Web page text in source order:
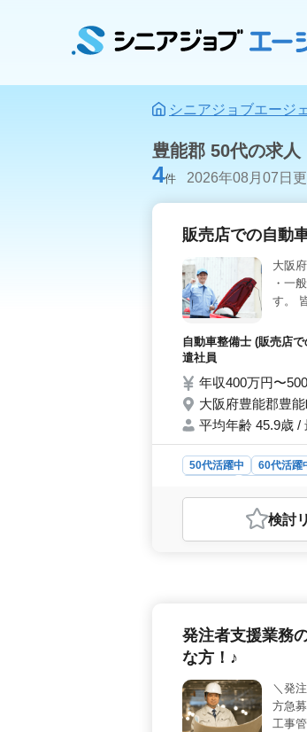
シニアジョブエージ
豊能郡 50代の求人
4件 2026年08月07日
販売店での自動
大阪
・一
す。
自動車整備士 (販売店
遣社員
年収400万円〜
大阪府豊能郡豊
平均年齢 45.9歳 /
50代活躍中 60代活躍
おすすめポイント
＜中高年活躍中＞ 大
経験が5年以上ある
なっており、通勤手
利厚生が整っていま
ちしております。
検討
発注者支援業務
な方！♪
＼発
方急
工事